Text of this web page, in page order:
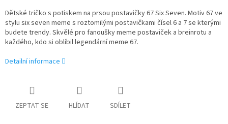
Dětské tričko s potiskem na prsou postavičky 67 Six Seven. Motiv 67 ve
stylu six seven meme s roztomilými postavičkami čísel 6 a 7 se kterými
budete trendy. Skvělé pro fanoušky meme postaviček a breinrotu a
každého, kdo si oblíbil legendární meme 67.
Detailní informace
ZEPTAT SE HLÍDAT SDÍLET